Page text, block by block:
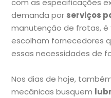
com as especificações
demanda por serviços
manutenção de frotas, é
escolham fornecedores
essas necessidades de
Nos dias de hoje,
mecânicas busquem